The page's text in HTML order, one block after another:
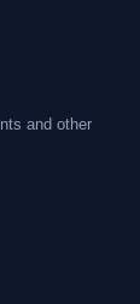
and other